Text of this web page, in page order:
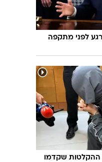
לפני מתקפה
ההקלטות שקדמו